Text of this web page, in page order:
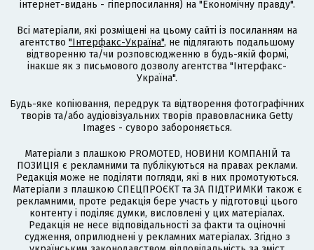
інтернет-видань - гіперпосилання) на "Економічну правду".
Всі матеріали, які розміщені на цьому сайті із посиланням на
агентство "Інтерфакс-Україна", не підлягають подальшому
відтворенню та/чи розповсюдженню в будь-якій формі,
інакше як з письмового дозволу агентства "Інтерфакс-
Україна".
Будь-яке копіювання, передрук та відтворення фотографічних
творів та/або аудіовізуальних творів правовласника Getty
Images - суворо забороняється.
Матеріали з плашкою PROMOTED, НОВИНИ КОМПАНІЙ та
ПОЗИЦІЯ є рекламними та публікуються на правах реклами.
Редакція може не поділяти погляди, які в них промотуються.
Матеріали з плашкою СПЕЦПРОЄКТ та ЗА ПІДТРИМКИ також є
рекламними, проте редакція бере участь у підготовці цього
контенту і поділяє думки, висловлені у цих матеріалах.
Редакція не несе відповідальності за факти та оціночні
судження, оприлюднені у рекламних матеріалах. Згідно з